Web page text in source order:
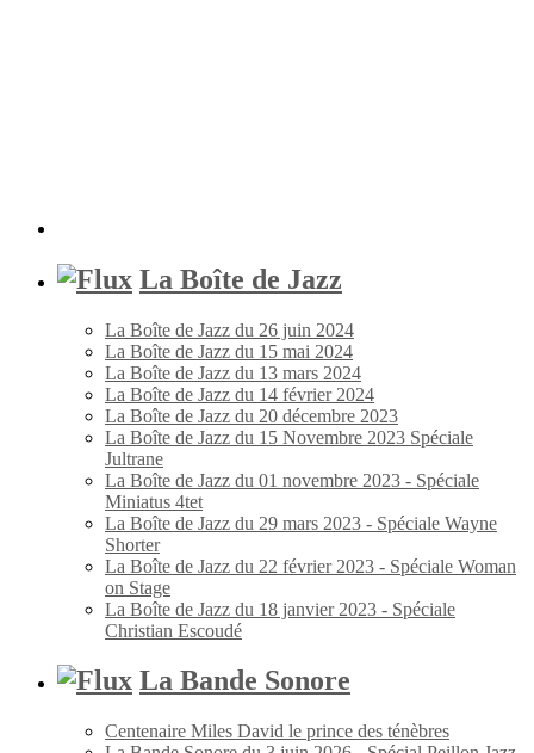
La Boîte de Jazz
La Boîte de Jazz du 26 juin 2024
La Boîte de Jazz du 15 mai 2024
La Boîte de Jazz du 13 mars 2024
La Boîte de Jazz du 14 février 2024
La Boîte de Jazz du 20 décembre 2023
La Boîte de Jazz du 15 Novembre 2023 Spéciale
Jultrane
La Boîte de Jazz du 01 novembre 2023 - Spéciale
Miniatus 4tet
La Boîte de Jazz du 29 mars 2023 - Spéciale Wayne
Shorter
La Boîte de Jazz du 22 février 2023 - Spéciale Woman
on Stage
La Boîte de Jazz du 18 janvier 2023 - Spéciale
Christian Escoudé
La Bande Sonore
Centenaire Miles David le prince des ténèbres